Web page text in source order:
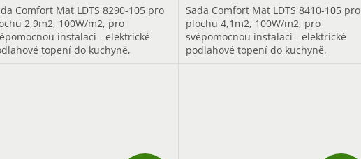
Comfort Mat LDTS 8290-105 pro
2,9m2, 100W/m2, pro
instalaci - elektrické
topení do kuchyně,
Sada Comfort Mat LDTS 8410-105 pro
plochu 4,1m2, 100W/m2, pro
svépomocnou instalaci - elektrické
podlahové topení do kuchyně,